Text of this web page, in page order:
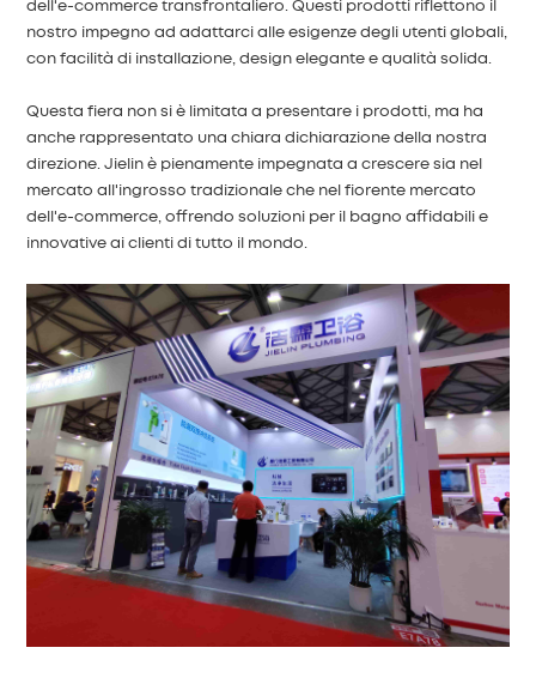
dell'e-commerce transfrontaliero. Questi prodotti riflettono il
nostro impegno ad adattarci alle esigenze degli utenti globali,
con facilità di installazione, design elegante e qualità solida.
Questa fiera non si è limitata a presentare i prodotti, ma ha
anche rappresentato una chiara dichiarazione della nostra
direzione. Jielin è pienamente impegnata a crescere sia nel
mercato all'ingrosso tradizionale che nel fiorente mercato
dell'e-commerce, offrendo soluzioni per il bagno affidabili e
innovative ai clienti di tutto il mondo.